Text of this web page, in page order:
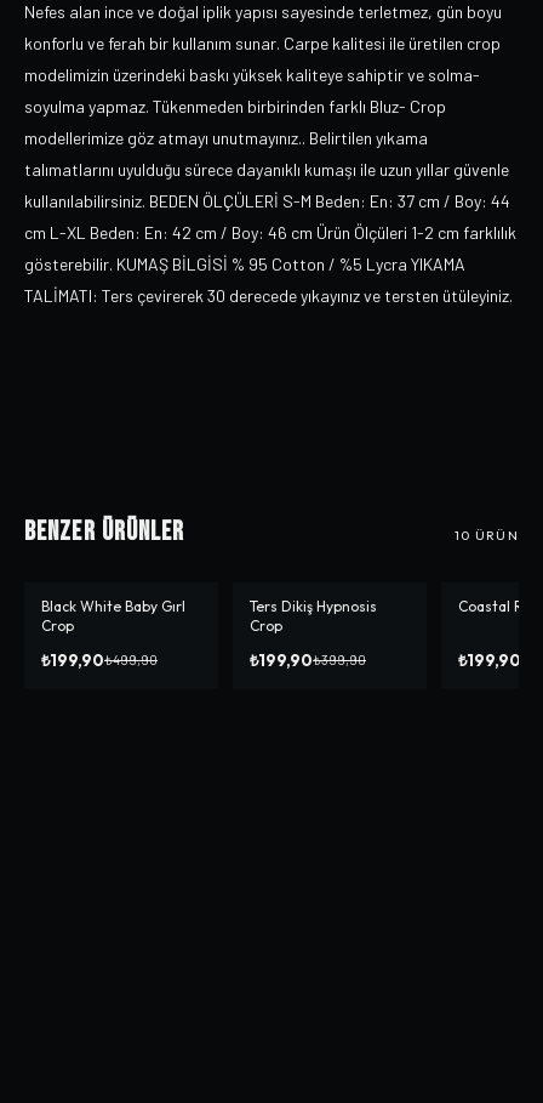
Nefes alan ince ve doğal iplik yapısı sayesinde terletmez, gün boyu
konforlu ve ferah bir kullanım sunar. Carpe kalitesi ile üretilen crop
modelimizin üzerindeki baskı yüksek kaliteye sahiptir ve solma-
soyulma yapmaz. Tükenmeden birbirinden farklı Bluz- Crop
modellerimize göz atmayı unutmayınız.. Belirtilen yıkama
talımatlarını uyulduğu sürece dayanıklı kumaşı ile uzun yıllar güvenle
kullanılabilirsiniz. BEDEN ÖLÇÜLERİ S-M Beden: En: 37 cm / Boy: 44
cm L-XL Beden: En: 42 cm / Boy: 46 cm Ürün Ölçüleri 1-2 cm farklılık
gösterebilir. KUMAŞ BİLGİSİ % 95 Cotton / %5 Lycra YIKAMA
TALİMATI: Ters çevirerek 30 derecede yıkayınız ve tersten ütüleyiniz.
Benzer Ürünler 10 ÜRÜN
-%60
Black White Baby Gırl
Crop
₺199,90₺499,90
-%50
Ters Dikiş Hypnosis
Crop
₺199,90₺399,90
-%50
Coastal
₺199,90